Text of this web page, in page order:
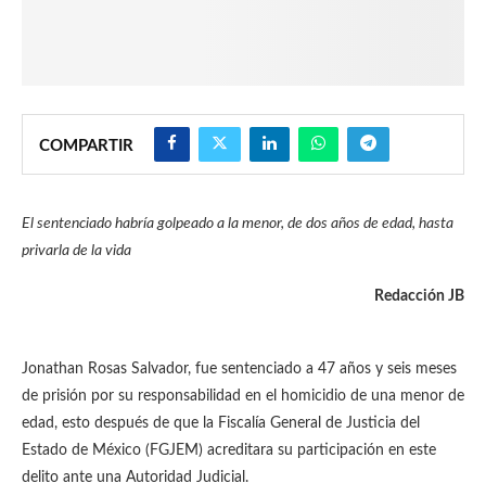
COMPARTIR
El sentenciado habría golpeado a la menor, de dos años de edad, hasta
privarla de la vida
Redacción JB
Jonathan Rosas Salvador, fue sentenciado a 47 años y seis meses
de prisión por su responsabilidad en el homicidio de una menor de
edad, esto después de que la Fiscalía General de Justicia del
Estado de México (FGJEM) acreditara su participación en este
delito ante una Autoridad Judicial.